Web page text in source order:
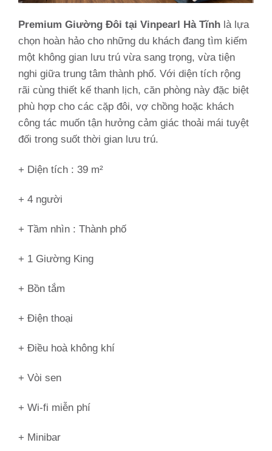
Premium Giường Đôi tại Vinpearl Hà Tĩnh là lựa
chọn hoàn hảo cho những du khách đang tìm kiếm
một không gian lưu trú vừa sang trọng, vừa tiện
nghi giữa trung tâm thành phố. Với diện tích rộng
rãi cùng thiết kế thanh lịch, căn phòng này đặc biệt
phù hợp cho các cặp đôi, vợ chồng hoặc khách
công tác muốn tận hưởng cảm giác thoải mái tuyệt
đối trong suốt thời gian lưu trú.
+ Diện tích : 39 m²
+ 4 người
+ Tầm nhìn : Thành phố
+ 1 Giường King
+ Bồn tắm
+ Điện thoại
+ Điều hoà không khí
+ Vòi sen
+ Wi-fi miễn phí
+ Minibar